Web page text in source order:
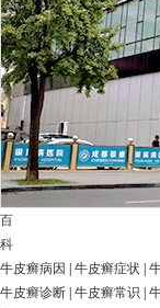
百
科
牛皮癣病因
牛皮癣症状
牛皮癣诊断 牛皮癣常识